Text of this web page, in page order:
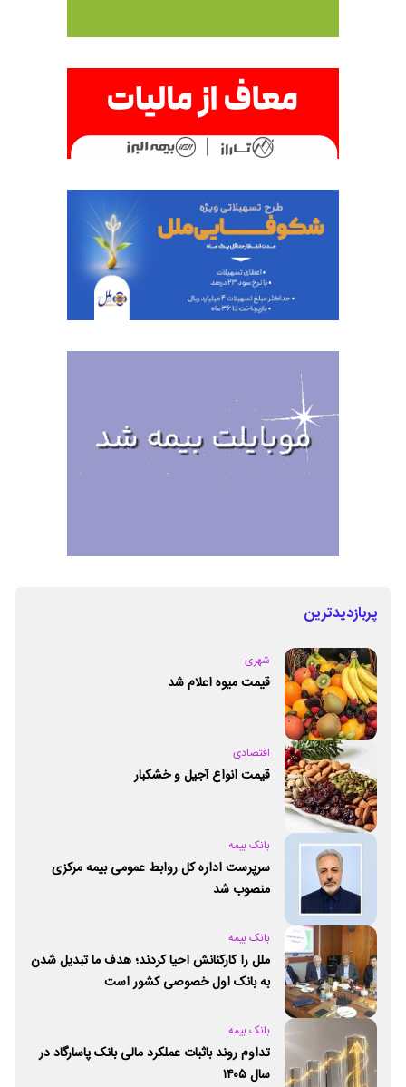
پربازدیدترین
شهری
قیمت میوه اعلام شد
اقتصادی
قیمت انواع آجیل و خشکبار
بانک بیمه
سرپرست اداره کل روابط عمومی بیمه مرکزی
منصوب شد
بانک بیمه
ملل را کارکنانش احیا کردند؛ هدف ما تبدیل شدن
به بانک اول خصوصی کشور است
بانک بیمه
تداوم روند باثبات عملکرد مالی بانک پاسارگاد در
سال ۱۴۰۵